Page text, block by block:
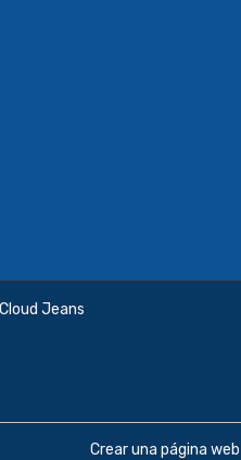
Jeans
Crear una página